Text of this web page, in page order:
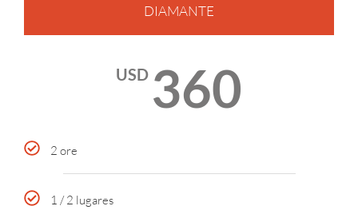
DIAMANTE
USD 360
2 ore
1 / 2 lugares